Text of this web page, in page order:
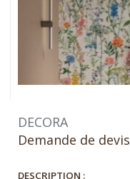
DECORA
Demande de devis
DESCRIPTION :